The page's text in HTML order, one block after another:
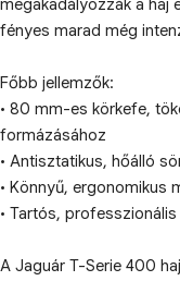
megakadályozzák a haj
fényes marad még
Főbb jellemzők:
• 80 mm-es körkefe,
formázásához
• Antisztatikus, hőálló
• Könnyű, ergonomikus
• Tartós,
A Jaguár T-Serie 400